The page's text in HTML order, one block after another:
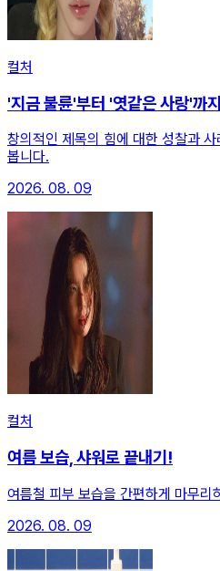
컬처
'지금 불륜'부터 '엿같은 사랑'까
창의적인 제목의 힘에 대한 성찰과
봅니다.
2026. 08. 09
컬처
여름 보습, 샤워로 끝내기!
여름철 피부 보습을 간편하게 마무리
2026. 08. 09